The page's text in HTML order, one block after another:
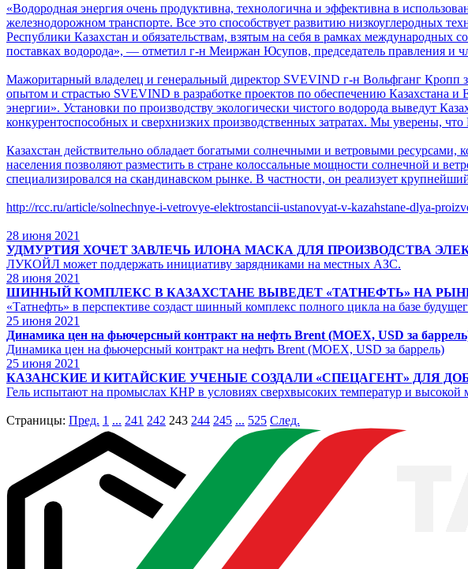
«Водородная энергия очень продуктивна, технологична и эффективна в
железнодорожном транспорте. Все это способствует развитию низкоуглеродных
Республики Казахстан и обязательствам, взятым на себя в рамках
поставках водорода», — отметил г-н Меиржан Юсупов, председатель правления и
Мажоритарный владелец и генеральный директор SVEVIND г-н Вольфганг Кропп
опытом и страстью SVEVIND в разработке проектов по обеспечению Казахстана
энергии». Установки по производству экологически чистого водорода выведут
конкурентоспособных и сверхнизких производственных затратах. Мы уверены,
Казахстан действительно обладает богатыми солнечными и ветровыми
населения позволяют разместить в стране колоссальные мощности солнечной и
специализировался на скандинавском рынке. В частности, он реализует
http://rcc.ru/article/solnechnye-i-vetrovye-elektrostancii-ustanovyat-v-kazahstane-dlya-
28 июня 2021
УДМУРТИЯ ХОЧЕТ ЗАВЛЕЧЬ ИЛОНА МАСКА ДЛЯ ПРОИЗВОДСТВА
ЛУКОЙЛ может поддержать инициативу зарядниками на местных АЗС.
28 июня 2021
ШИННЫЙ КОМПЛЕКС В КАЗАХСТАНЕ ВЫВЕДЕТ «ТАТНЕФТЬ» НА
«Татнефть» в перспективе создаст шинный комплекс полного цикла на базе
25 июня 2021
Динамика цен на фьючерсный контракт на нефть Brent (MOEX, USD за
Динамика цен на фьючерсный контракт на нефть Brent (MOEX, USD за баррель)
25 июня 2021
КАЗАНСКИЕ И КИТАЙСКИЕ УЧЕНЫЕ СОЗДАЛИ «СПЕЦАГЕНТ» ДЛЯ
Гель испытают на промыслах КНР в условиях сверхвысоких температур и высокой
Страницы: Пред. 1 ... 241 242 243 244 245 ... 525 След.